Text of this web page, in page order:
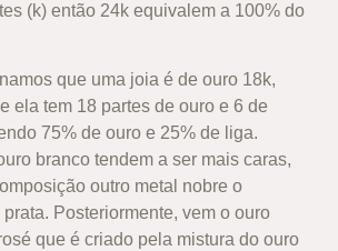
(k) então 24k equivalem a 100% do
que uma joia é de ouro 18k,
ela tem 18 partes de ouro e 6 de
75% de ouro e 25% de liga.
branco tendem a ser mais caras,
outro metal nobre o
Posteriormente, vem o ouro
que é criado pela mistura do ouro